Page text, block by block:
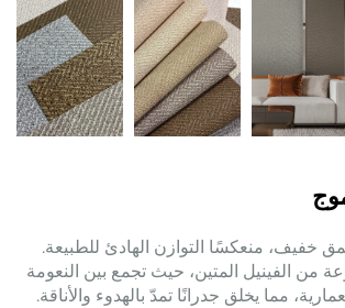
خفيف، منعكسًا التوازن الهادئ للطبيعة.
من الفينيل المتين، حيث تجمع بين النعومة
مما يخلق جدرانًا تمدّ بالهدوء والأناقة.